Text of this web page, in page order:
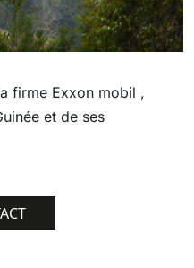
firme Exxon mobil ,
et de ses